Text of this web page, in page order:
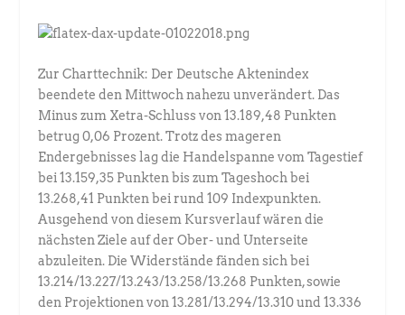
Zur Charttechnik: Der Deutsche Aktenindex
beendete den Mittwoch nahezu unverändert. Das
Minus zum Xetra-Schluss von 13.189,48 Punkten
betrug 0,06 Prozent. Trotz des mageren
Endergebnisses lag die Handelspanne vom Tagestief
bei 13.159,35 Punkten bis zum Tageshoch bei
13.268,41 Punkten bei rund 109 Indexpunkten.
Ausgehend von diesem Kursverlauf wären die
nächsten Ziele auf der Ober- und Unterseite
abzuleiten. Die Widerstände fänden sich bei
13.214/13.227/13.243/13.258/13.268 Punkten, sowie
den Projektionen von 13.281/13.294/13.310 und 13.336